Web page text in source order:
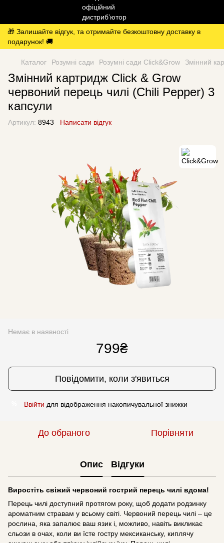
🎁 Залишайте відгук, та отримайте безкоштовну доставку в
подарунок! 🚚
Каталог Розумні сади Розумні сади Click&Grow Змінний
Змінний картридж Click & Grow
червоний перець чилі (Chili Pepper) 3
капсули
Артикул: 8943 Написати відгук
Немає в наявності
799₴
Повідомити, коли з'явиться
Ввійти для відображення накопичувальної знижки
До обраного Порівняти
Опис Відгуки
Виростіть свіжий червоний гострий перець чилі вдома!
Перець чилі доступний протягом року, щоб додати родзинку
ароматним стравам у всьому світі. Червоний перець чилі – це
рослина, яка запалює ваш язик і, можливо, навіть викликає
сльози в очах, коли ви їсте гостру мексиканську, киплячу